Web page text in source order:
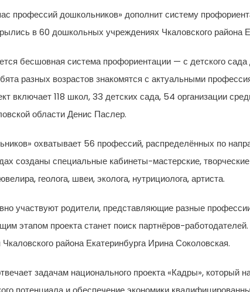
профессий дошкольников» дополнит систему
в 60 дошкольных учреждениях Чкаловского района
бесшовная система профориентации — с детского
разных возрастов знакомятся с актуальными
включает 118 школ, 33 детских сада, 54 организации
области Денис Паслер.
охватывает 56 профессий, распределённых по
созданы специальные кабинеты-мастерские,
геолога, швеи, эколога, нутрициолога, артиста.
участвуют родители, представляющие разные
этапом проекта станет поиск партнёров-
района Екатеринбурга Ирина Соколовская.
задачам национального проекта «Кадры», который